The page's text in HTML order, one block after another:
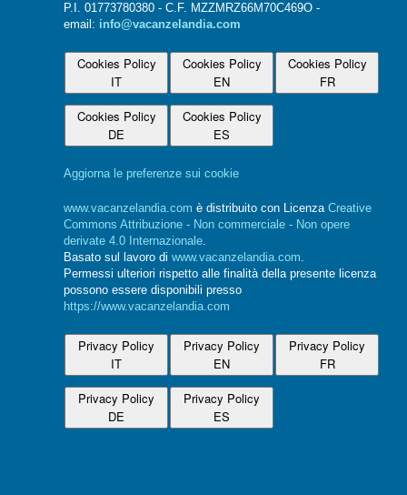
P.I. 01773780380 - C.F. MZZMRZ66M70C469O -
email: info@vacanzelandia.com
Cookies Policy
IT
Cookies Policy
EN
Cookies Policy
FR
Cookies Policy
DE
Cookies Policy
ES
Aggiorna le preferenze sui cookie
www.vacanzelandia.com è distribuito con Licenza Creative
Commons Attribuzione - Non commerciale - Non opere
derivate 4.0 Internazionale.
Basato sul lavoro di www.vacanzelandia.com.
Permessi ulteriori rispetto alle finalità della presente licenza
possono essere disponibili presso
https://www.vacanzelandia.com
Privacy Policy
IT
Privacy Policy
EN
Privacy Policy
FR
Privacy Policy
DE
Privacy Policy
ES